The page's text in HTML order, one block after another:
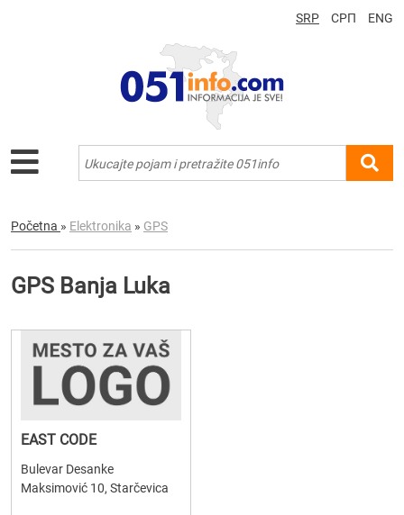
SRP СРП ENG
Početna » Elektronika » GPS
GPS Banja Luka
EAST CODE
Bulevar Desanke
Maksimović 10, Starčevica